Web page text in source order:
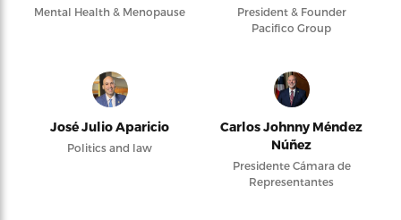
Mental Health & Menopause
President & Founder
Pacifico Group
José Julio Aparicio
Politics and law
Carlos Johnny Méndez
Núñez
Presidente Cámara de
Representantes